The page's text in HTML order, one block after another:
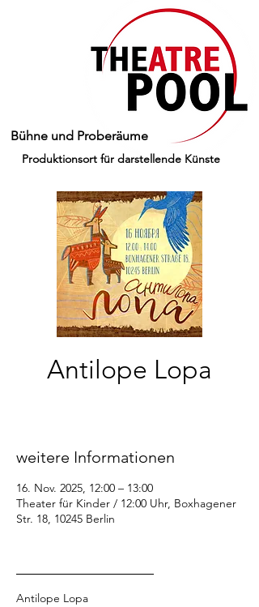
Produktionsort für darstellende Künste
Bühne und Proberäume
Antilope Lopa
weitere Informationen
16. Nov. 2025, 12:00 – 13:00
Theater für Kinder / 12:00 Uhr, Boxhagener
Str. 18, 10245 Berlin
Antilope Lopa